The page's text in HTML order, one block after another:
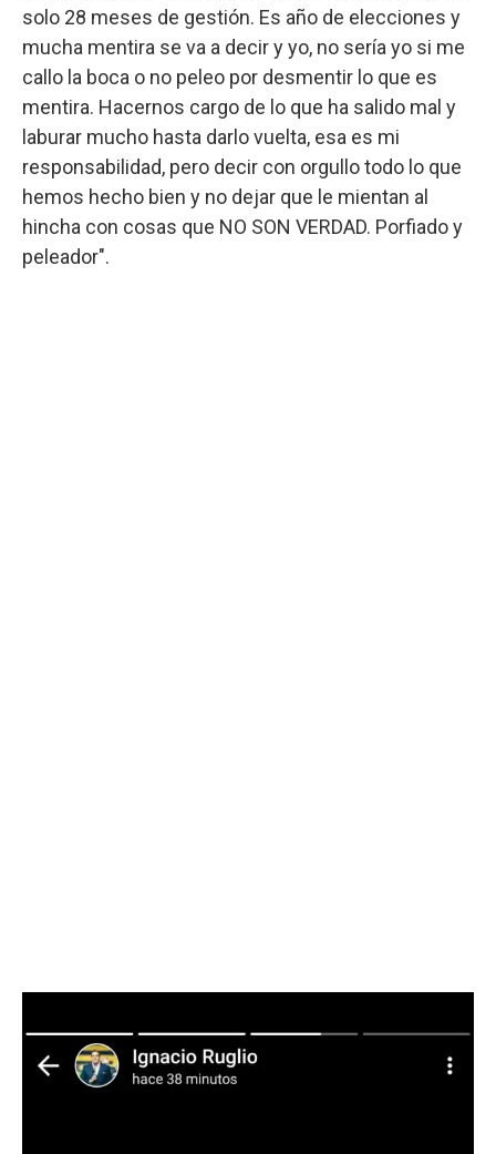
solo 28 meses de gestión. Es año de elecciones y
mucha mentira se va a decir y yo, no sería yo si me
callo la boca o no peleo por desmentir lo que es
mentira. Hacernos cargo de lo que ha salido mal y
laburar mucho hasta darlo vuelta, esa es mi
responsabilidad, pero decir con orgullo todo lo que
hemos hecho bien y no dejar que le mientan al
hincha con cosas que NO SON VERDAD. Porfiado y
peleador".